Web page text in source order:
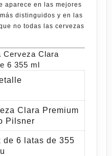
aparece en las mejores
distinguidos y en las
no todas las cervezas
Clara
6 355 ml
Clara Premium
Pilsner
de 6 latas de 355